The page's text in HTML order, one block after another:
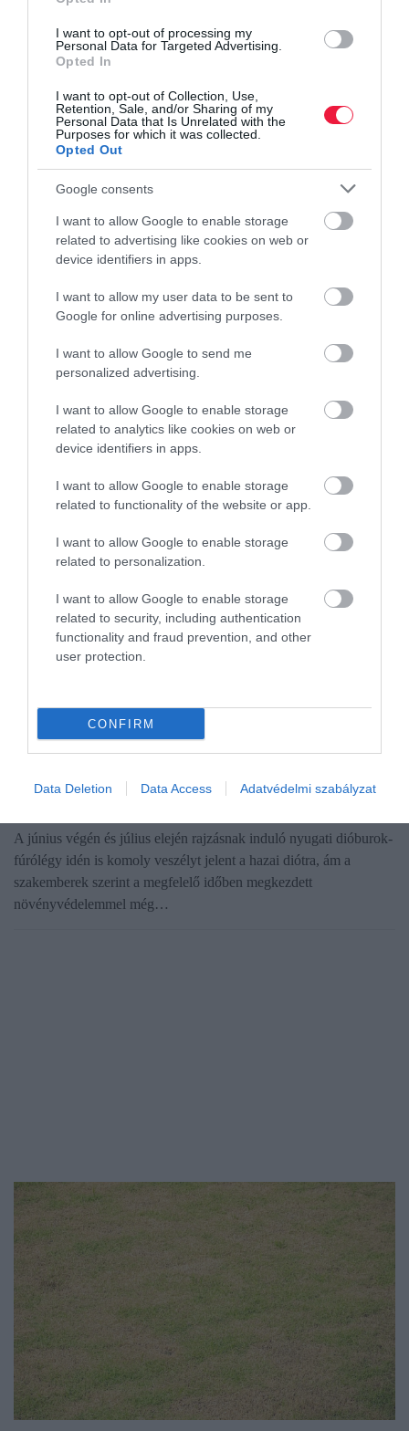
I want to opt-out of processing my
Personal Data for Targeted Advertising.
Opted In
I want to opt-out of Collection, Use,
Retention, Sale, and/or Sharing of my
Personal Data that Is Unrelated with the
Purposes for which it was collected.
Opted Out
Google consents
I want to allow Google to enable storage
related to advertising like cookies on web or
device identifiers in apps.
I want to allow my user data to be sent to
Google for online advertising purposes.
I want to allow Google to send me
personalized advertising.
I want to allow Google to enable storage
related to analytics like cookies on web or
device identifiers in apps.
I want to allow Google to enable storage
related to functionality of the website or app.
I want to allow Google to enable storage
related to personalization.
I want to allow Google to enable storage
related to security, including authentication
functionality and fraud prevention, and other
user protection.
CONFIRM
Data Deletion Data Access Adatvédelmi szabályzat
az alvási ciklust. Továbbá dehidratálhat, így a kortizolszint
megugrásával járhat.
evés élelmiszer egészség vitamin
tápanyag étel
KERT
termést
A június végén és július elején rajzásnak induló nyugati dióburok-
fúrólégy idén is komoly veszélyt jelent a hazai diótra, ám a
szakemberek szerint a megfelelő időben megkezdett
növényvédelemmel még…